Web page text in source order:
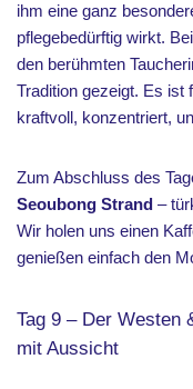
ihm eine ganz
pflegebedürftig wirkt.
den berühmten
Tradition gezeigt. Es ist
kraftvoll, konzentriert,
Zum Abschluss des
Seoubong Strand –
Wir holen uns einen
genießen einfach den
Tag 9 – Der Westen
mit Aussicht